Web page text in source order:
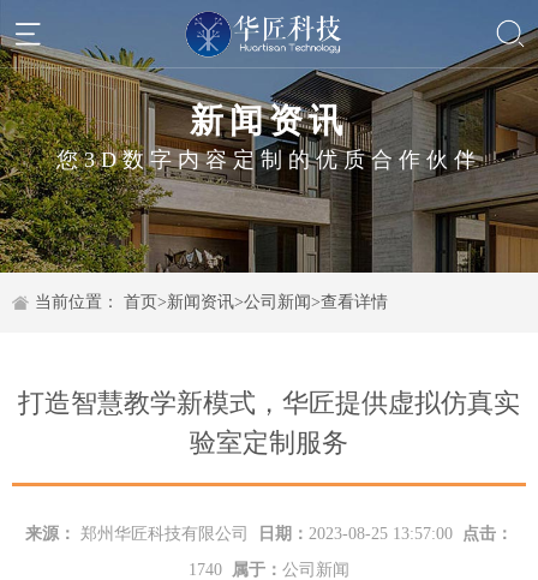
新闻资讯
您3D数字内容定制的优质合作伙伴
当前位置： 首页>新闻资讯>公司新闻>查看详情
打造智慧教学新模式，华匠提供虚拟仿真实
验室定制服务
来源： 郑州华匠科技有限公司 日期： 2023-08-25 13:57:00
点击：
1740
属于： 公司新闻